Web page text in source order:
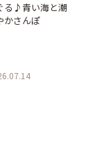
る♪青い海と潮
かさんぽ